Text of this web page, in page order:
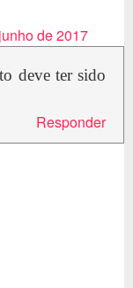
de 2017
deve ter sido
Responder